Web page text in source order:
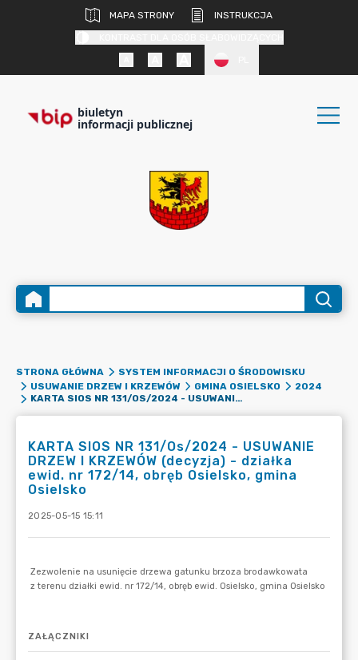
MAPA STRONY
INSTRUKCJA
biuletyn
informacji publicznej
STRONA GŁÓWNA
SYSTEM INFORMACJI O ŚRODOWISKU
USUWANIE DRZEW I KRZEWÓW
GMINA OSIELSKO
2024
KARTA SIOS NR 131/OS/2024 - USUWANIE DRZEW I KRZEWÓW (DECYZJA) - DZIAŁKA EWID. NR 172/14, OBRĘB OSIELSKO, GMINA OSIELSKO
KARTA SIOS NR 131/Os/2024 - USUWANIE
DRZEW I KRZEWÓW (decyzja) - działka
ewid. nr 172/14, obręb Osielsko, gmina
Osielsko
2025-05-15 15:11
ZAŁĄCZNIKI